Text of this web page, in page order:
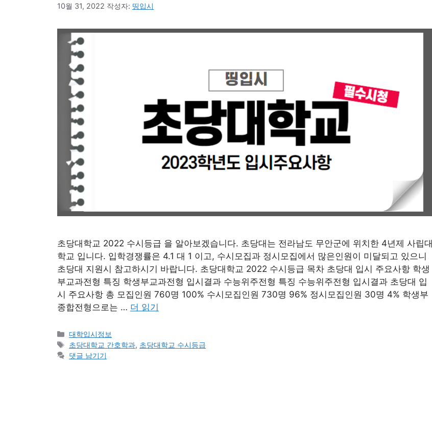
10월 31, 2022 작성자: 띵입시
초당대학교 2022 수시등급 을 알아보겠습니다. 초당대는 전라남도 무안군에 위치한 4년제 사립대
학교 입니다. 입학경쟁률은 4.1 대 1 이고, 수시모집과 정시모집에서 많은인원이 미달되고 있으니
초당대 지원시 참고하시기 바랍니다. 초당대학교 2022 수시등급 목차 초당대 입시 주요사항 학생
부교과전형 특징 학생부교과전형 입시결과 수능위주전형 특징 수능위주전형 입시결과 초당대 입
시 주요사항 총 모집인원 760명 100% 수시모집인원 730명 96% 정시모집인원 30명 4% 학생부
종합전형으로는 … 더 읽기
카
테
고
대학입시정보
태
그
초당대학교 간호학과, 초당대학교 수시등급
댓글 남기기